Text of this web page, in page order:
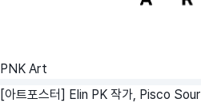
PNK Art
[아트포스터] Elin PK 작가, Pisco Sour